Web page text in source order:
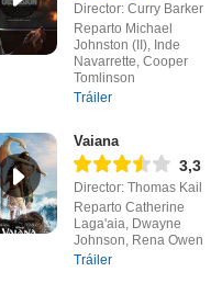
Director: Curry Barker
Reparto Michael
Johnston (II), Inde
Navarrette, Cooper
Tomlinson
Tráiler
Vaiana
3,3
Director: Thomas Kail
Reparto Catherine
Laga'aia, Dwayne
Johnson, Rena Owen
Tráiler